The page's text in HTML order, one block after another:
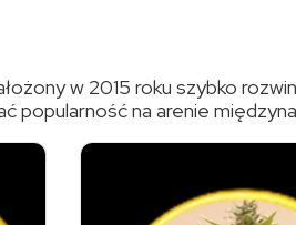
w 2015 roku szybko
popularność na arenie